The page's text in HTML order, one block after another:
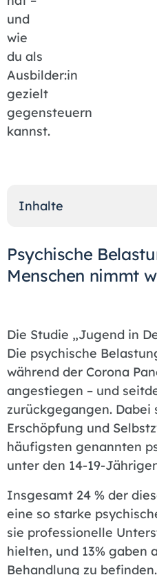
und
wie
du als
Ausbilder:in
gezielt
gegensteuern
kannst.
Inhalte
Psychische
Menschen nimmt
Die Studie „Jugend in
Die psychische
während der Corona
angestiegen – und
zurückgegangen. Dabei
Erschöpfung und
häufigsten genannten
unter den 14-19-
Insgesamt 24 % der
eine so starke
sie professionelle
hielten, und 13% gaben
Behandlung zu